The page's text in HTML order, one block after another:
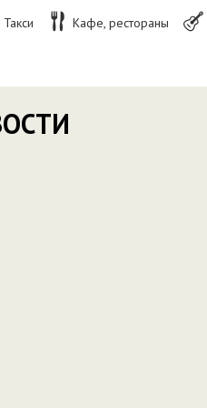
Такси Кафе, рестораны